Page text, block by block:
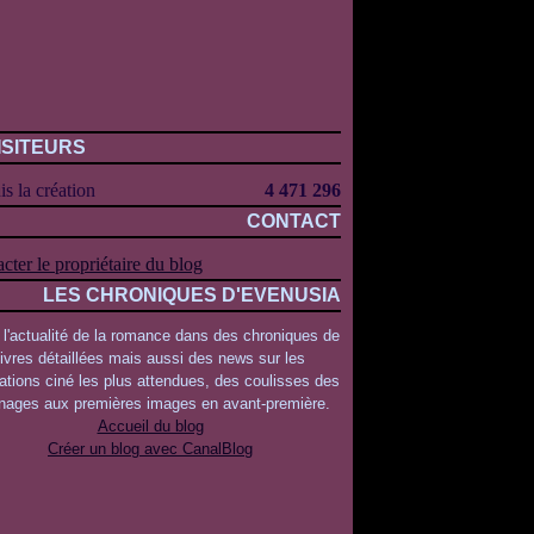
la création
4 471 296
CONTACT
le propriétaire du blog
LES CHRONIQUES D'EVENUSIA
l'actualité de la romance dans des chroniques de
livres détaillées mais aussi des news sur les
ciné les plus attendues, des coulisses des
aux premières images en avant-première.
Accueil du blog
Créer un blog avec CanalBlog